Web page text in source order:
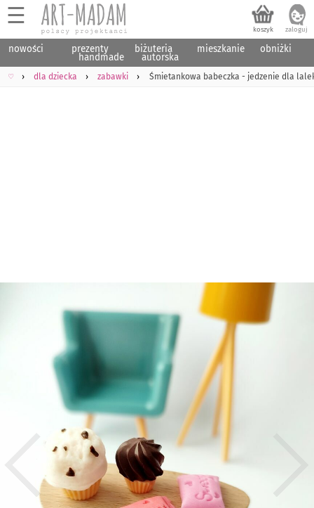
☰
nowości prezenty
handmade
biżuteria
autorska
mieszkanie obniżki
♡ dla dziecka zabawki Śmietankowa babeczka - jedzenie dla